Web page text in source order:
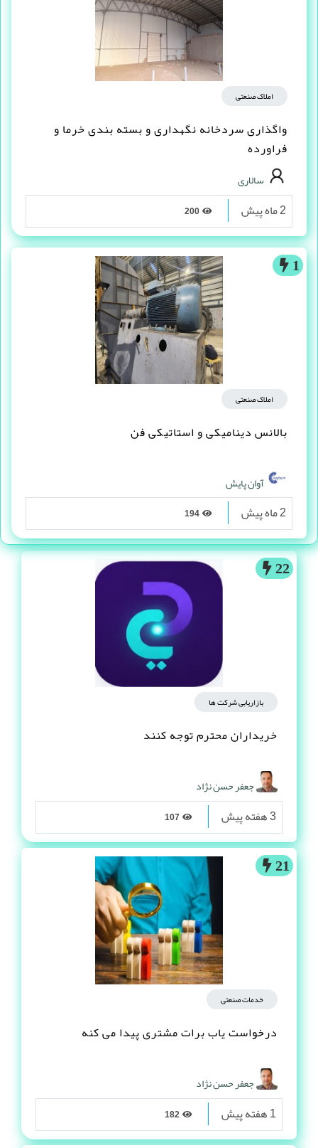
22
بازاریابی شرکت ها
خریداران محترم توجه کنند
جعفر حسن نژاد
3 هفته پیش
21
خدمات صنعتی
درخواست یاب برات مشتری پیدا می کنه
جعفر حسن نژاد
1 هفته پیش
املاک صنعتی
واگذاری سردخانه نگهداری و بسته بندی خرما و
فراورده
سالاری
2 ماه پیش
1
املاک صنعتی
بالانس دینامیکی و استاتیکی فن
آوان پایش
2 ماه پیش